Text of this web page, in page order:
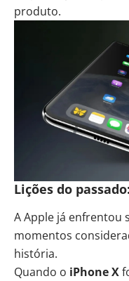
produto.
Lições do
A Apple já enfrentou
momentos
história.
Quando o iPhone X